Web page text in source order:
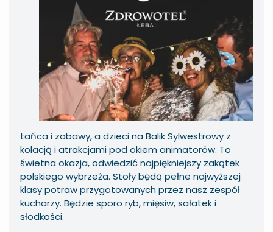
tańca i zabawy, a dzieci na Balik Sylwestrowy z
kolacją i atrakcjami pod okiem animatorów. To
świetna okazja, odwiedzić najpiękniejszy zakątek
polskiego wybrzeża. Stoły będą pełne najwyższej
klasy potraw przygotowanych przez nasz zespół
kucharzy. Będzie sporo ryb, mięsiw, sałatek i
słodkości.